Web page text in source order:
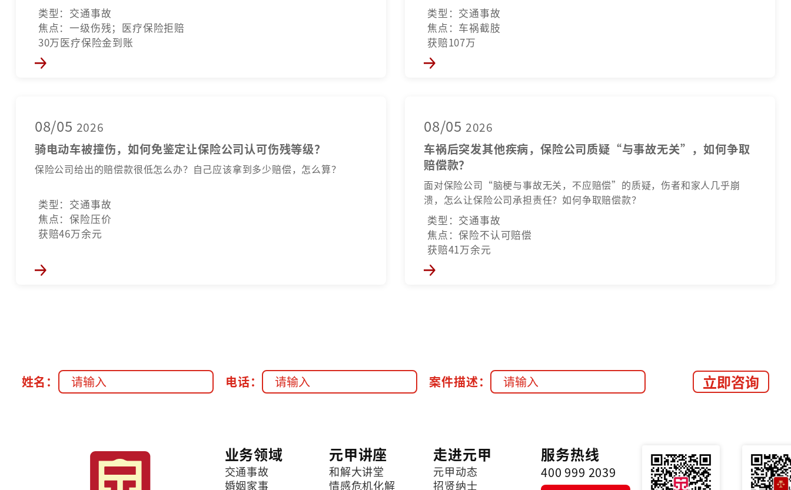
类型：交通事故
焦点：一级伤残；医疗保险拒赔
30万医疗保险金到账
类型：交通事故
焦点：车祸截肢
获赔107万
08/05 2026
骑电动车被撞伤，如何免鉴定让保险公司认可伤残等级？
保险公司给出的赔偿款很低怎么办？自己应该拿到多少赔偿，怎么算？
类型：交通事故
焦点：保险压价
获赔46万余元
08/05 2026
车祸后突发其他疾病，保险公司质疑“与事故无关”，如何争取
赔偿款？
面对保险公司“脑梗与事故无关，不应赔偿”的质疑，伤者和家人几乎崩
溃，怎么让保险公司承担责任？如何争取赔偿款？
类型：交通事故
焦点：保险不认可赔偿
获赔41万余元
姓名： 电话： 案件描述： 立即咨询
业务领域
交通事故
婚姻家事
元甲讲座
和解大讲堂
情感危机化解
走进元甲
元甲动态
招贤纳士
服务热线
400 999 2039